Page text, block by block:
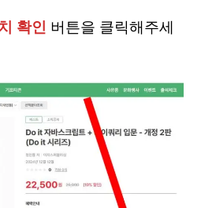
확인 버튼을 클릭해주세